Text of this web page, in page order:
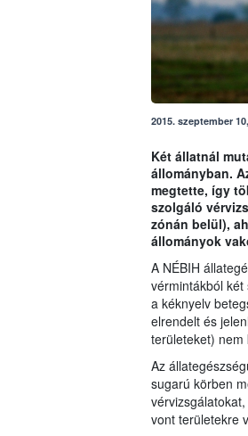
2015. szeptember
Két állatnál
állományban.
megtette, így
szolgáló
zónán belül),
állományok
A NÉBIH
vérmintákból
a kéknyelv
elrendelt és
területeket) nem
Az
sugarú körben
vont területekre